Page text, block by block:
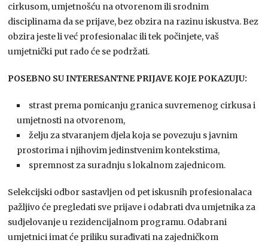
cirkusom, umjetnošću na otvorenom ili srodnim
disciplinama da se prijave, bez obzira na razinu iskustva. Bez
obzira jeste li već profesionalac ili tek počinjete, vaš
umjetnički put rado će se podržati.
POSEBNO SU INTERESANTNE PRIJAVE KOJE POKAZUJU:
strast prema pomicanju granica suvremenog cirkusa i
umjetnosti na otvorenom,
želju za stvaranjem djela koja se povezuju s javnim
prostorima i njihovim jedinstvenim kontekstima,
spremnost za suradnju s lokalnom zajednicom.
Selekcijski odbor sastavljen od pet iskusnih profesionalaca
pažljivo će pregledati sve prijave i odabrati dva umjetnika za
sudjelovanje u rezidencijalnom programu. Odabrani
umjetnici imat će priliku surađivati na zajedničkom